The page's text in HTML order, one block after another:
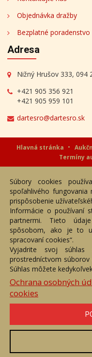
Objednávka dražby
Bezplatné poradenstvo
Adresa
Nižný Hrušov 333, 094
+421 905 356 921
+421 905 959 101
dartesro@dartesro.sk
Hlavná stránka
Termíny
Akékoľvek používanie
podmienené výslovným
Súbory cookies
spoľahlivého
prispôsobenie
Informácie o používaní
partnermi. Tieto
spôsobom, ako je to
spracovaní cookies“.
Vyjadrite svoj súhlas
prostredníctvom súborov
Súhlas môžete
Ochrana osobných
cookies